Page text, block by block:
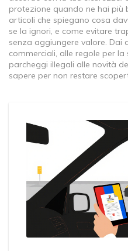
protezione quando ne hai più
articoli che spiegano cosa
se la ignori, e come evitare
senza aggiungere valore. Dai
commerciali, alle regole per
parcheggi illegali alle novità
sapere per non restare